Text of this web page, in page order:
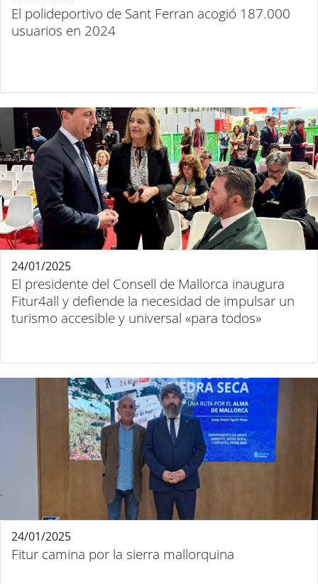
El polideportivo de Sant Ferran acogió 187.000
usuarios en 2024
El presidente del Consell de Mallorca inaugura
Fitur4all y defiende la necesidad de impulsar un
turismo accesible y universal «para todos»
24/01/2025
Fitur camina por la sierra mallorquina
24/01/2025